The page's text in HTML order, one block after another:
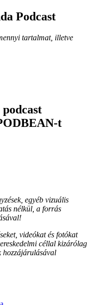
Podcast
tartalmat, illetve
t
egyéb vizuális
nélkül, a forrás
videókat és fotókat
céllal kizárólag
hozzájárulásával